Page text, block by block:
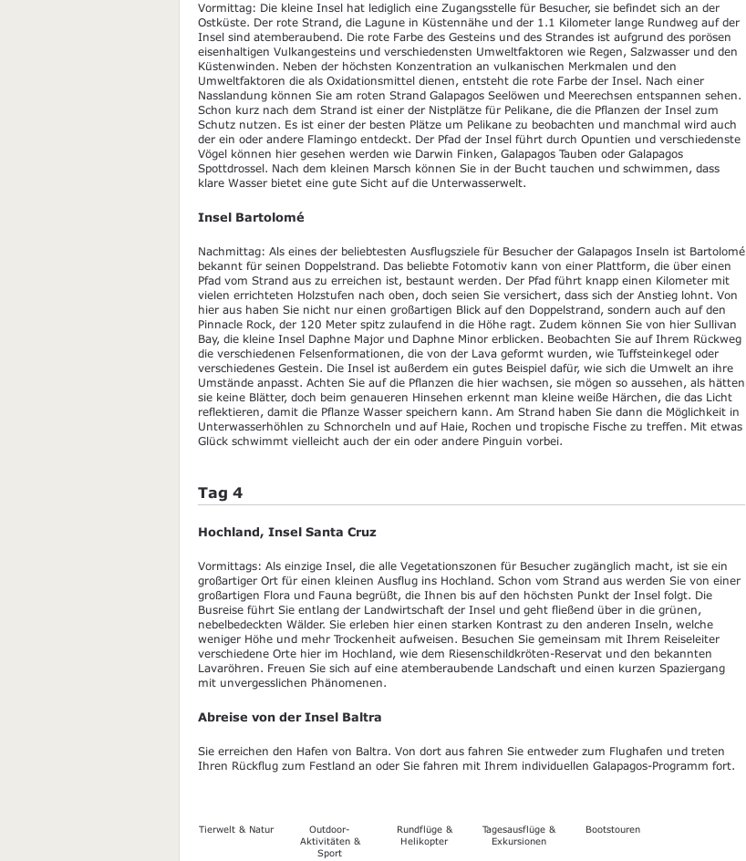
Vormittag: Die kleine Insel hat lediglich eine Zugangsstelle für Besucher, sie befindet sich an der
Ostküste. Der rote Strand, die Lagune in Küstennähe und der 1.1 Kilometer lange Rundweg auf der
Insel sind atemberaubend. Die rote Farbe des Gesteins und des Strandes ist aufgrund des porösen
eisenhaltigen Vulkangesteins und verschiedensten Umweltfaktoren wie Regen, Salzwasser und den
Küstenwinden. Neben der höchsten Konzentration an vulkanischen Merkmalen und den
Umweltfaktoren die als Oxidationsmittel dienen, entsteht die rote Farbe der Insel. Nach einer
Nasslandung können Sie am roten Strand Galapagos Seelöwen und Meerechsen entspannen sehen.
Schon kurz nach dem Strand ist einer der Nistplätze für Pelikane, die die Pflanzen der Insel zum
Schutz nutzen. Es ist einer der besten Plätze um Pelikane zu beobachten und manchmal wird auch
der ein oder andere Flamingo entdeckt. Der Pfad der Insel führt durch Opuntien und verschiedenste
Vögel können hier gesehen werden wie Darwin Finken, Galapagos Tauben oder Galapagos
Spottdrossel. Nach dem kleinen Marsch können Sie in der Bucht tauchen und schwimmen, dass
klare Wasser bietet eine gute Sicht auf die Unterwasserwelt.
Insel Bartolomé
Nachmittag: Als eines der beliebtesten Ausflugsziele für Besucher der Galapagos Inseln ist Bartolomé
bekannt für seinen Doppelstrand. Das beliebte Fotomotiv kann von einer Plattform, die über einen
Pfad vom Strand aus zu erreichen ist, bestaunt werden. Der Pfad führt knapp einen Kilometer mit
vielen errichteten Holzstufen nach oben, doch seien Sie versichert, dass sich der Anstieg lohnt. Von
hier aus haben Sie nicht nur einen großartigen Blick auf den Doppelstrand, sondern auch auf den
Pinnacle Rock, der 120 Meter spitz zulaufend in die Höhe ragt. Zudem können Sie von hier Sullivan
Bay, die kleine Insel Daphne Major und Daphne Minor erblicken. Beobachten Sie auf Ihrem Rückweg
die verschiedenen Felsenformationen, die von der Lava geformt wurden, wie Tuffsteinkegel oder
verschiedenes Gestein. Die Insel ist außerdem ein gutes Beispiel dafür, wie sich die Umwelt an ihre
Umstände anpasst. Achten Sie auf die Pflanzen die hier wachsen, sie mögen so aussehen, als hätten
sie keine Blätter, doch beim genaueren Hinsehen erkennt man kleine weiße Härchen, die das Licht
reflektieren, damit die Pflanze Wasser speichern kann. Am Strand haben Sie dann die Möglichkeit in
Unterwasserhöhlen zu Schnorcheln und auf Haie, Rochen und tropische Fische zu treffen. Mit etwas
Glück schwimmt vielleicht auch der ein oder andere Pinguin vorbei.
Tag 4
Hochland, Insel Santa Cruz
Vormittags: Als einzige Insel, die alle Vegetationszonen für Besucher zugänglich macht, ist sie ein
großartiger Ort für einen kleinen Ausflug ins Hochland. Schon vom Strand aus werden Sie von einer
großartigen Flora und Fauna begrüßt, die Ihnen bis auf den höchsten Punkt der Insel folgt. Die
Busreise führt Sie entlang der Landwirtschaft der Insel und geht fließend über in die grünen,
nebelbedeckten Wälder. Sie erleben hier einen starken Kontrast zu den anderen Inseln, welche
weniger Höhe und mehr Trockenheit aufweisen. Besuchen Sie gemeinsam mit Ihrem Reiseleiter
verschiedene Orte hier im Hochland, wie dem Riesenschildkröten-Reservat und den bekannten
Lavaröhren. Freuen Sie sich auf eine atemberaubende Landschaft und einen kurzen Spaziergang
mit unvergesslichen Phänomenen.
Abreise von der Insel Baltra
Sie erreichen den Hafen von Baltra. Von dort aus fahren Sie entweder zum Flughafen und treten
Ihren Rückflug zum Festland an oder Sie fahren mit Ihrem individuellen Galapagos-Programm fort.
Tierwelt & Natur
Outdoor-
Aktivitäten &
Sport
Rundflüge &
Helikopter
Tagesausflüge &
Exkursionen
Bootstouren